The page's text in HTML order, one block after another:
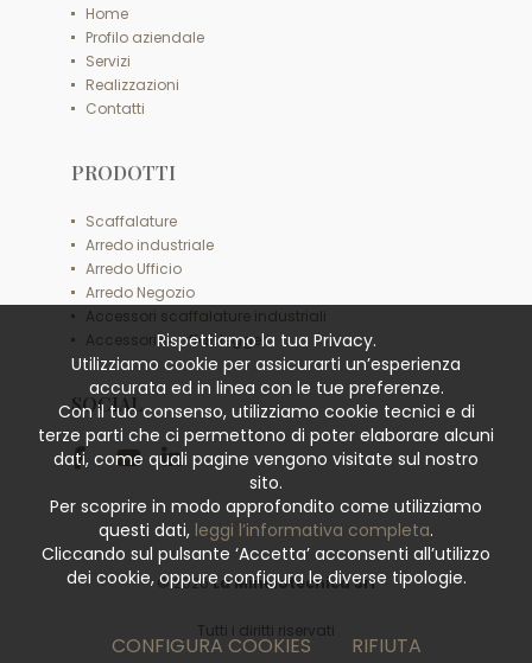
Home
Profilo aziendale
Servizi
Realizzazioni
Contatti
PRODOTTI
Scaffalature
Arredo industriale
Arredo Ufficio
Arredo Negozio
Accessori scaffalature industriali
Accessori scaffali leggeri
SOCIAL
© 2026La Minciotecnica Srl
Tutti i diritti riservati
Rispettiamo la tua Privacy.
Utilizziamo cookie per assicurarti un’esperienza
accurata ed in linea con le tue preferenze.
Con il tuo consenso, utilizziamo cookie tecnici e di
terze parti che ci permettono di poter elaborare alcuni
dati, come quali pagine vengono visitate sul nostro
sito.
Per scoprire in modo approfondito come utilizziamo
questi dati, leggi l’informativa completa.
Cliccando sul pulsante ‘Accetta’ acconsenti all’utilizzo
dei cookie, oppure configura le diverse tipologie.
CONFIGURA COOKIES RIFIUTA